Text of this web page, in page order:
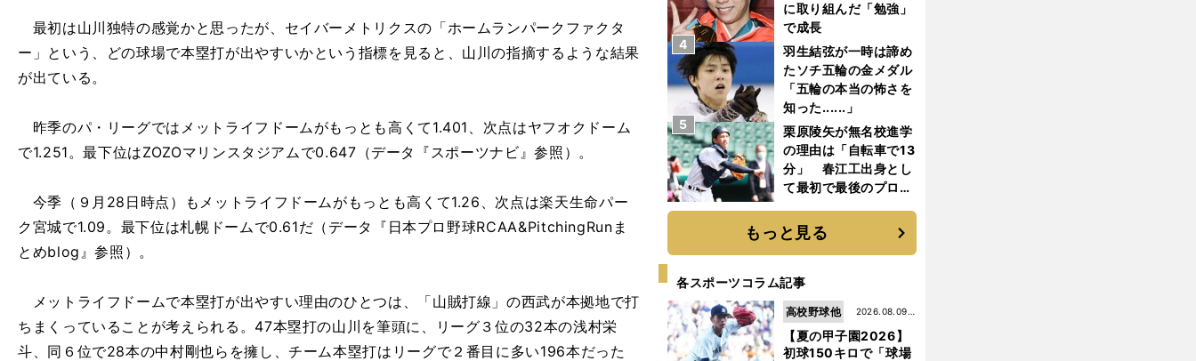
最初は山川独特の感覚かと思ったが、セイバーメトリクスの「ホームランパークファクタ
ー」という、どの球場で本塁打が出やすいかという指標を見ると、山川の指摘するような結果
が出ている。
昨季のパ・リーグではメットライフドームがもっとも高くて1.401、次点はヤフオクドーム
で1.251。最下位はZOZOマリンスタジアムで0.647（データ『スポーツナビ』参照）。
今季（９月28日時点）もメットライフドームがもっとも高くて1.26、次点は楽天生命パー
ク宮城で1.09。最下位は札幌ドームで0.61だ（データ『日本プロ野球RCAA&PitchingRunま
とめblog』参照）。
メットライフドームで本塁打が出やすい理由のひとつは、「山賊打線」の西武が本拠地で打
ちまくっていることが考えられる。47本塁打の山川を筆頭に、リーグ３位の32本の浅村栄
斗、同６位で28本の中村剛也らを擁し、チーム本塁打はリーグで２番目に多い196本だった
に取り組んだ「勉強」
で成長
羽生結弦が一時は諦め
たソチ五輪の金メダル
「五輪の本当の怖さを
知った......」
4
栗原陵矢が無名校進学
の理由は「自転車で13
分」 春江工出身とし
て最初で最後のプロ野
5
もっと見る
各スポーツコラム記事
【夏の甲子園2026】
初球150キロで「球場
2026.08.09更
高校野球他